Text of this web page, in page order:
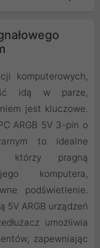
komputerowych,
idą w parze,
jest kluczowe.
ARGB 5V 3-pin o
to idealne
którzy pragną
komputera,
podświetlenie.
5V ARGB urządzeń
umożliwia
zapewniając